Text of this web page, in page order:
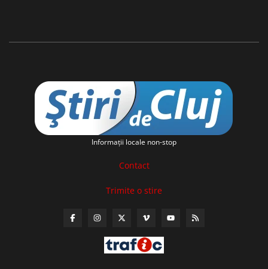
Informaţii locale non-stop
Contact
Trimite o stire